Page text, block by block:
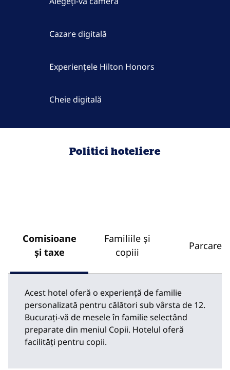
Cazare digitală
Experiențele Hilton Honors
Cheie digitală
Politici hoteliere
Comisioane
și taxe
Familiile și
copiii
Parcare
Acest hotel oferă o experiență de familie
personalizată pentru călători sub vârsta de 12.
Bucurați-vă de mesele în familie selectând
preparate din meniul Copii. Hotelul oferă
facilități pentru copii.